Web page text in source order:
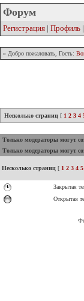
Форум
Регистрация | Профиль |
» Добро пожаловать, Гость:
Несколько страниц [ 1 2 3 4
Только модераторы могут
Только модераторы могут
Несколько страниц [ 1 2 3 4 5
Закрытая
Открытая